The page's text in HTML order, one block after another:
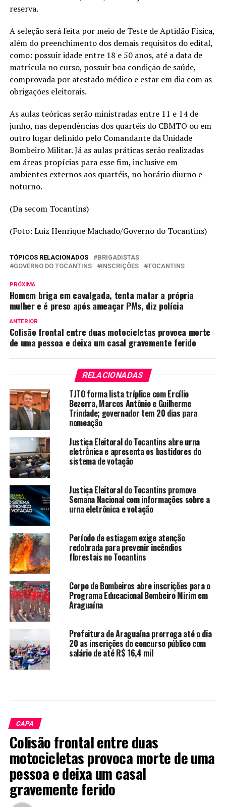
reserva.
A seleção será feita por meio de Teste de Aptidão Física,
além do preenchimento dos demais requisitos do edital,
como: possuir idade entre 18 e 50 anos, até a data de
matrícula no curso, possuir boa condição de saúde,
comprovada por atestado médico e estar em dia com as
obrigações eleitorais.
As aulas teóricas serão ministradas entre 11 e 14 de
junho, nas dependências dos quartéis do CBMTO ou em
outro lugar definido pelo Comandante da Unidade
Bombeiro Militar. Já as aulas práticas serão realizadas
em áreas propícias para esse fim, inclusive em
ambientes externos aos quartéis, no horário diurno e
noturno.
(Da secom Tocantins)
(Foto: Luiz Henrique Machado/Governo do Tocantins)
TÓPICOS RELACIONADOS
BRIGADISTAS
GOVERNO DO TOCANTINS
INSCRIÇÕES TOCANTINS
PRÓXIMA
Homem briga em cavalgada, tenta matar a própria
mulher e é preso após ameaçar PMs, diz polícia
ANTERIOR
Colisão frontal entre duas motocicletas provoca morte
de uma pessoa e deixa um casal gravemente ferido
RELACIONADAS
TJTO forma lista tríplice com Ercílio
Bezerra, Marcos Antônio e Guilherme
Trindade; governador tem 20 dias para
nomeação
Justiça Eleitoral do Tocantins abre urna
eletrônica e apresenta os bastidores do
sistema de votação
Justiça Eleitoral do Tocantins promove
Semana Nacional com informações sobre a
urna eletrônica e votação
Período de estiagem exige atenção
redobrada para prevenir incêndios
florestais no Tocantins
Corpo de Bombeiros abre inscrições para o
Programa Educacional Bombeiro Mirim em
Araguaína
Prefeitura de Araguaína prorroga até o dia
20 as inscrições do concurso público com
salário de até R$ 16,4 mil
CAPA
Colisão frontal entre duas
motocicletas provoca morte de uma
pessoa e deixa um casal
gravemente ferido